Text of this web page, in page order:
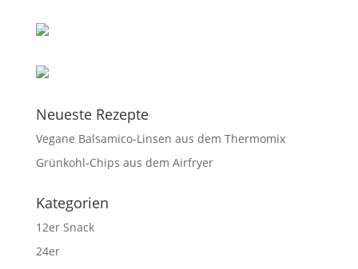
Neueste Rezepte
Vegane Balsamico-Linsen aus dem Thermomix
Grünkohl-Chips aus dem Airfryer
Kategorien
12er Snack
24er